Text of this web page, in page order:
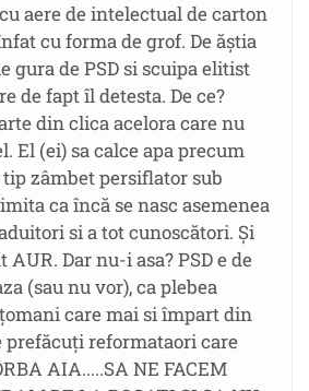
aere de intelectual de carton
cu forma de grof. De ăștia
gura de PSD si scuipa elitist
de fapt îl detesta. De ce?
din clica acelora care nu
El (ei) sa calce apa precum
zâmbet persiflator sub
ca încă se nasc asemenea
si a tot cunoscători. Și
AUR. Dar nu-i asa? PSD e de
(sau nu vor), ca plebea
care mai si împart din
prefăcuți reformataori care
AIA.....SA NE FACEM